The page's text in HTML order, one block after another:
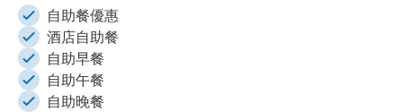
自助餐優惠
酒店自助餐
自助早餐
自助午餐
自助晚餐